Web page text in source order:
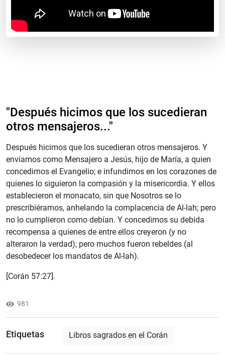
"Después hicimos que los sucedieran
otros mensajeros..."
Después hicimos que los sucedieran otros mensajeros. Y
enviamos como Mensajero a Jesús, hijo de María, a quien
concedimos el Evangelio; e infundimos en los corazones de
quienes lo siguieron la compasión y la misericordia. Y ellos
establecieron el monacato, sin que Nosotros se lo
prescribiéramos, anhelando la complacencia de Al-lah; pero
no lo cumplieron como debían. Y concedimos su debida
recompensa a quienes de entre ellos creyeron (y no
alteraron la verdad); pero muchos fueron rebeldes (al
desobedecer los mandatos de Al-lah).
[Corán 57:27].
981
Etiquetas Libros sagrados en el Corán